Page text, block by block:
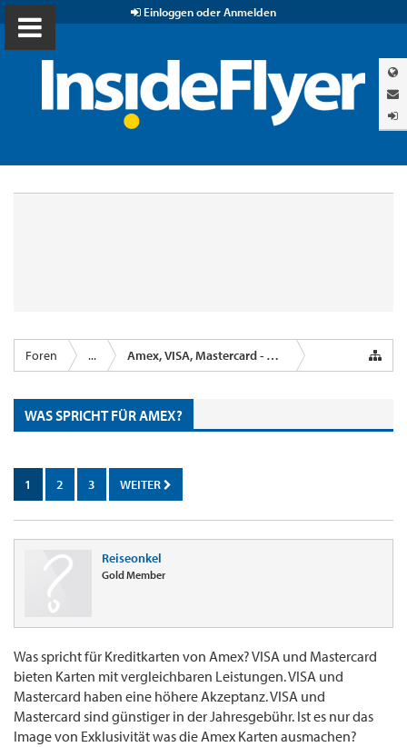
Einloggen oder Anmelden
Foren ... Amex, VISA, Mastercard - Kreditkartenanbieter
WAS SPRICHT FÜR AMEX?
1 2 3 WEITER
Reiseonkel
Gold Member
Was spricht für Kreditkarten von Amex? VISA und Mastercard
bieten Karten mit vergleichbaren Leistungen. VISA und
Mastercard haben eine höhere Akzeptanz. VISA und
Mastercard sind günstiger in der Jahresgebühr. Ist es nur das
Image von Exklusivität was die Amex Karten ausmachen?